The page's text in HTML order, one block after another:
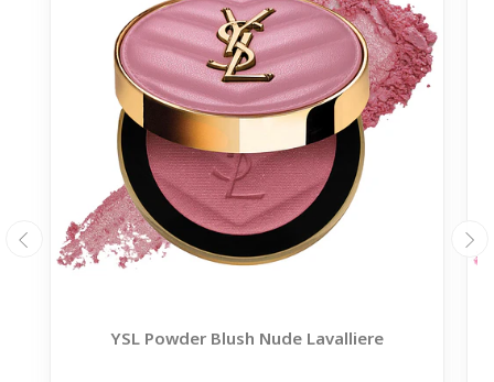
YSL Powder Blush Nude Lavalliere